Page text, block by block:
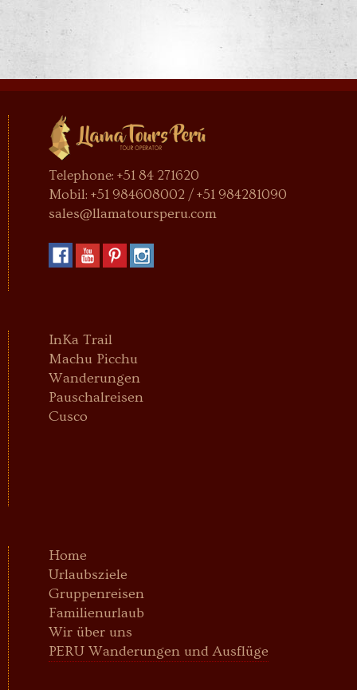
Telephone: +51 84 271620
Mobil: +51 984608002 / +51 984281090
sales@llamatoursperu.com
InKa Trail
Machu Picchu
Wanderungen
Pauschalreisen
Cusco
Home
Urlaubsziele
Gruppenreisen
Familienurlaub
Wir über uns
PERU Wanderungen und Ausflüge